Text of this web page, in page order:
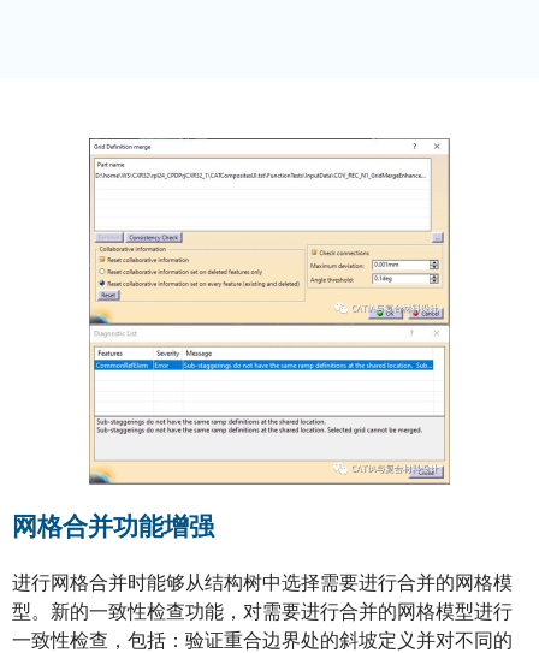
网格合并功能增强
进行网格合并时能够从结构树中选择需要进行合并的网格模
型。新的一致性检查功能，对需要进行合并的网格模型进行
一致性检查，包括：验证重合边界处的斜坡定义并对不同的